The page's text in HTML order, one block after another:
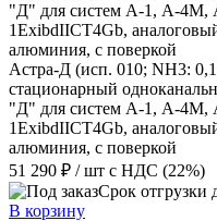
Астра-Д (исп. 010; NН3:
стационарный
"Д" для систем А-1, А-4М,
1ExibdIICT4Gb,
алюминия, с поверкой
51 290 ₽ / шт с НДС (22%)
Срок отгрузки
В корзину